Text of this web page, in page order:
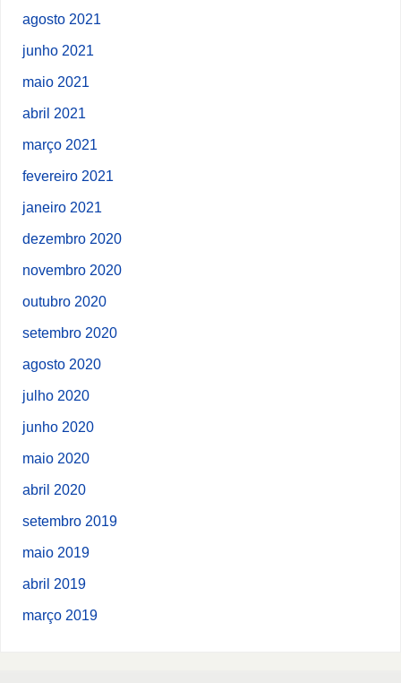
agosto 2021
junho 2021
maio 2021
abril 2021
março 2021
fevereiro 2021
janeiro 2021
dezembro 2020
novembro 2020
outubro 2020
setembro 2020
agosto 2020
julho 2020
junho 2020
maio 2020
abril 2020
setembro 2019
maio 2019
abril 2019
março 2019